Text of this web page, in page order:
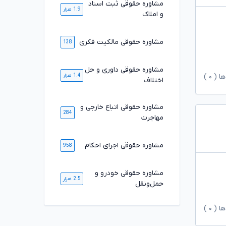
( ۰
( ۰
مشاوره حقوقی ثبت اسناد
و املاک
1.9 هزار
مشاوره حقوقی مالکیت فکری 138
مشاوره حقوقی داوری و حل
اختلاف
1.4 هزار
مشاوره حقوقی اتباع خارجی و
مهاجرت
284
مشاوره حقوقی اجرای احکام 958
مشاوره حقوقی خودرو و
حمل‌ونقل
2.5 هزار